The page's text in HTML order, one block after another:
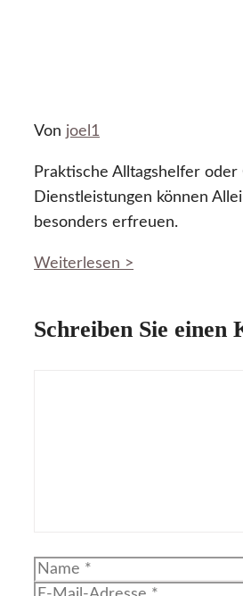
Von joel1
Praktische Alltagshelfer
Dienstleistungen können
besonders erfreuen.
Weiterlesen >
Schreiben Sie einen
Name